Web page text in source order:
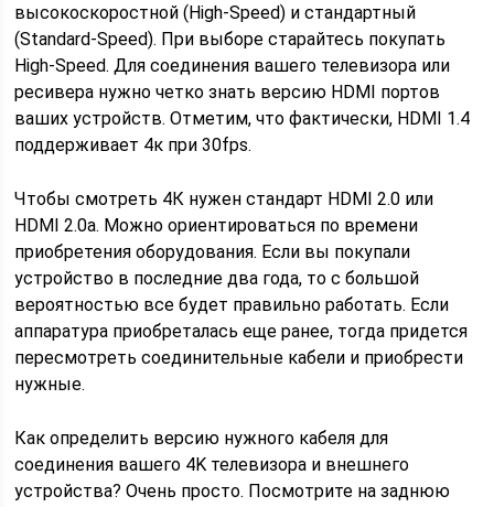
высокоскоростной (High-Speed) и стандартный
(Standard-Speed). При выборе старайтесь покупать
High-Speed. Для соединения вашего телевизора или
ресивера нужно четко знать версию HDMI портов
ваших устройств. Отметим, что фактически, HDMI 1.4
поддерживает 4к при 30fps.
Чтобы смотреть 4К нужен стандарт HDMI 2.0 или
HDMI 2.0a. Можно ориентироваться по времени
приобретения оборудования. Если вы покупали
устройство в последние два года, то с большой
вероятностью все будет правильно работать. Если
аппаратура приобреталась еще ранее, тогда придется
пересмотреть соединительные кабели и приобрести
нужные.
Как определить версию нужного кабеля для
соединения вашего 4K телевизора и внешнего
устройства? Очень просто. Посмотрите на заднюю